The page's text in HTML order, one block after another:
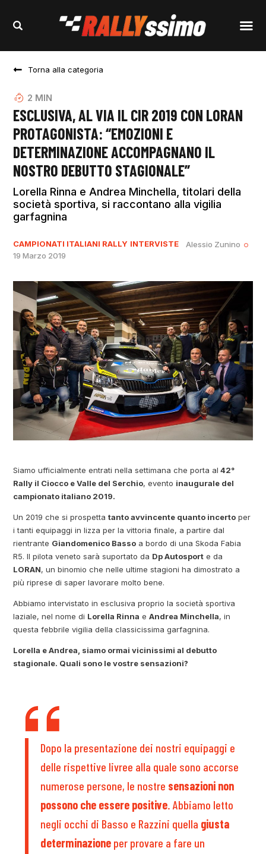
Torna alla categoria
2 MIN
ESCLUSIVA, AL VIA IL CIR 2019 CON LORAN
PROTAGONISTA: “EMOZIONI E
DETERMINAZIONE ACCOMPAGNANO IL
NOSTRO DEBUTTO STAGIONALE”
Lorella Rinna e Andrea Minchella, titolari della
società sportiva, si raccontano alla vigilia
garfagnina
CAMPIONATI ITALIANI RALLY INTERVISTE
Alessio Zunino
19 Marzo 2019
Siamo ufficialmente entrati nella settimana che porta al 42°
Rally il Ciocco e Valle del Serchio, evento inaugurale del
campionato italiano 2019.
Un 2019 che si prospettatanto avvincente quanto incerto per
i tanti equipaggi in lizza per la vittoria finale, a partire dal
rientrante Giandomenico Basso a bordo di una Skoda Fabia
R5. Il pilota veneto sarà suportato da Dp Autosport e da
LORAN, un binomio che nelle ultime stagioni ha dimostrato a
più riprese di saper lavorare molto bene.
Abbiamo intervistato in esclusiva proprio la società sportiva
laziale, nel nome di Lorella Rinna eAndrea Minchella, in
questa febbrile vigilia della classicissima garfagnina.
Lorella e Andrea, siamo ormai vicinissimi al debutto
stagionale. Quali sono le vostre sensazioni?
Dopo la presentazione dei nostri equipaggi e
delle rispettive livree alla quale sono accorse
numerose persone, le nostre sensazioni non
possono che essere positive. Abbiamo letto
negli occhi di Basso e Razzini quella giusta
determinazione per provare a fare un